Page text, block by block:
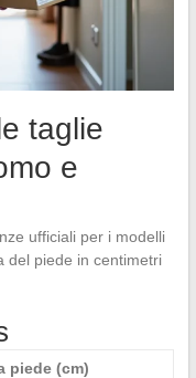
taglie
e
ufficiali per i modelli
del piede in centimetri
piede (cm)